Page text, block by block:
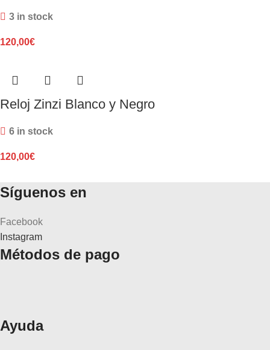
3 in stock
120,00€
Reloj Zinzi Blanco y Negro
6 in stock
120,00€
Síguenos en
Facebook
Instagram
Métodos de pago
Ayuda